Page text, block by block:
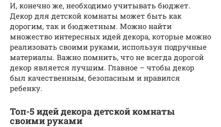
И, конечно же, необходимо учитывать бюджет.
Декор для детской комнаты может быть как
дорогим, так и бюджетным. Можно найти
множество интересных идей декора, которые можно
реализовать своими руками, используя подручные
материалы. Важно помнить, что не всегда дорогой
декор является лучшим. Главное – чтобы декор
был качественным, безопасным и нравился
ребенку.
Топ-5 идей декора детской комнаты
своими руками